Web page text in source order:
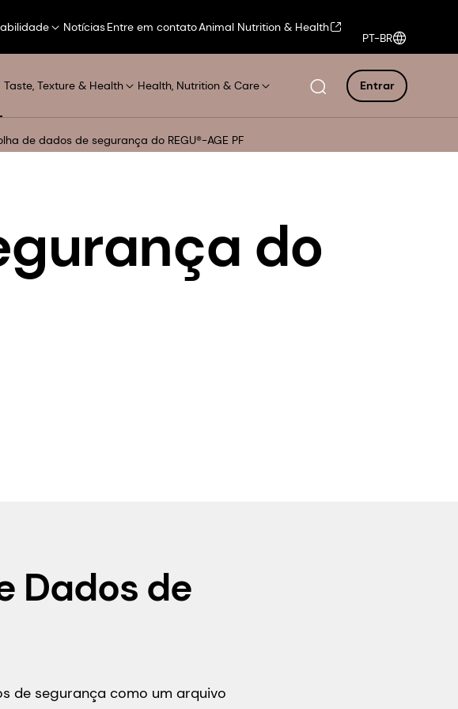
NotíciasEntre em contatoAnimal Nutrition & Health
PT-BR
Taste, Texture & Health Health, Nutrition & Care Entrar
de dados de segurança do REGU®-AGE PF
do
Dados de
de segurança como um arquivo